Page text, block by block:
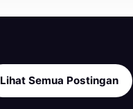
Lihat Semua Postingan